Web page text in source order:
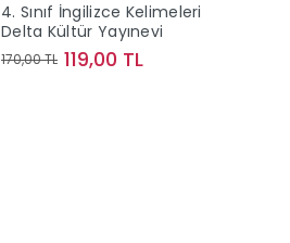
4. Sınıf İngilizce Kelimeleri
Delta Kültür Yayınevi
170,00 TL 119,00 TL